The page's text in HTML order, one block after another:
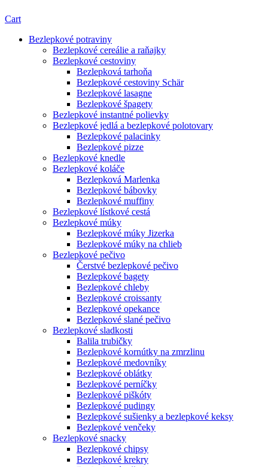
Cart
Bezlepkové potraviny
Bezlepkové cereálie a raňajky
Bezlepkové cestoviny
Bezlepková tarhoňa
Bezlepkové cestoviny Schär
Bezlepkové lasagne
Bezlepkové špagety
Bezlepkové instantné polievky
Bezlepkové jedlá a bezlepkové polotovary
Bezlepkové palacinky
Bezlepkové pizze
Bezlepkové knedle
Bezlepkové koláče
Bezlepková Marlenka
Bezlepkové bábovky
Bezlepkové muffiny
Bezlepkové lístkové cestá
Bezlepkové múky
Bezlepkové múky Jizerka
Bezlepkové múky na chlieb
Bezlepkové pečivo
Čerstvé bezlepkové pečivo
Bezlepkové bagety
Bezlepkové chleby
Bezlepkové croissanty
Bezlepkové opekance
Bezlepkové slané pečivo
Bezlepkové sladkosti
Balila trubičky
Bezlepkové kornútky na zmrzlinu
Bezlepkové medovníky
Bezlepkové oblátky
Bezlepkové perníčky
Bezlepkové piškóty
Bezlepkové pudingy
Bezlepkové sušienky a bezlepkové keksy
Bezlepkové venčeky
Bezlepkové snacky
Bezlepkové chipsy
Bezlepkové krekry